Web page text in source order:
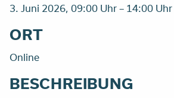
3. Juni 2026, 09:00 Uhr – 14:00 Uhr
ORT
Online
BESCHREIBUNG